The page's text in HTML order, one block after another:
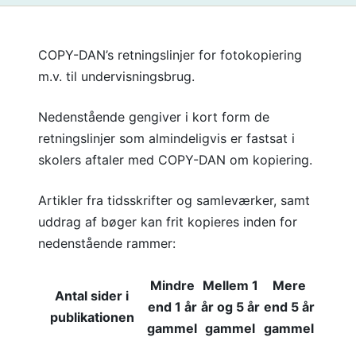
COPY-DAN’s retningslinjer for fotokopiering
m.v. til undervisningsbrug.
Nedenstående gengiver i kort form de
retningslinjer som almindeligvis er fastsat i
skolers aftaler med COPY-DAN om kopiering.
Artikler fra tidsskrifter og samleværker, samt
uddrag af bøger kan frit kopieres inden for
nedenstående rammer:
Antal sider i
publikationen
Mindre
end 1 år
gammel
Mellem 1
år og 5 år
gammel
Mere
end 5 år
gammel